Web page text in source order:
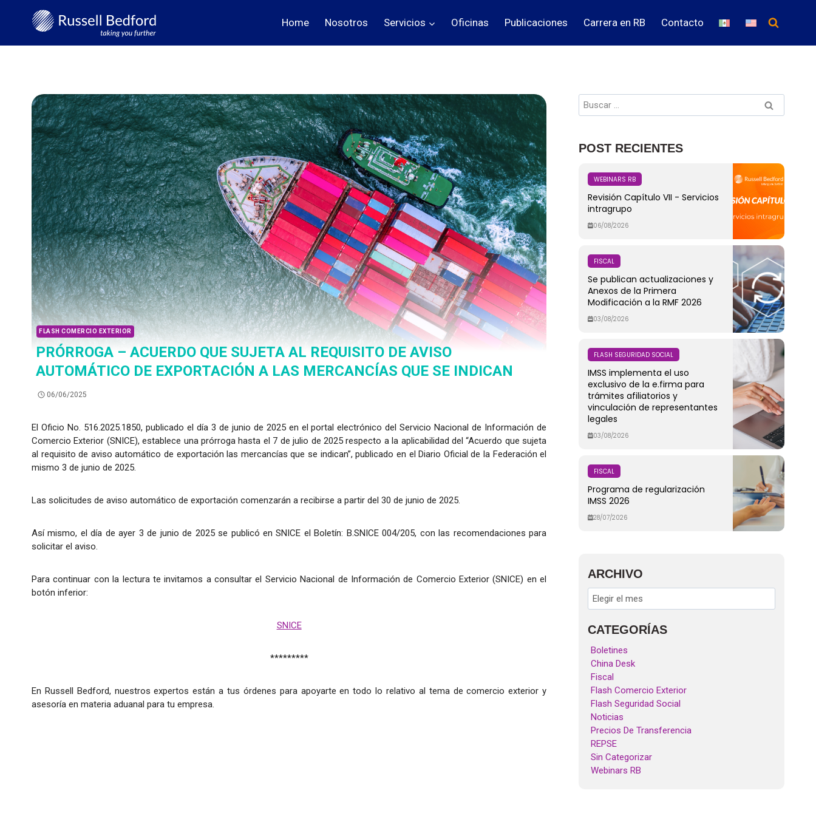
Home Nosotros Servicios Oficinas Publicaciones Carrera en RB Contacto
FLASH COMERCIO EXTERIOR
PRÓRROGA – ACUERDO QUE SUJETA AL REQUISITO DE AVISO
AUTOMÁTICO DE EXPORTACIÓN A LAS MERCANCÍAS QUE SE INDICAN
06/06/2025
El Oficio No. 516.2025.1850, publicado el día 3 de junio de 2025 en el portal electrónico del Servicio Nacional de Información de
Comercio Exterior (SNICE), establece una prórroga hasta el 7 de julio de 2025 respecto a la aplicabilidad del “Acuerdo que sujeta
al requisito de aviso automático de exportación las mercancías que se indican”, publicado en el Diario Oficial de la Federación el
mismo 3 de junio de 2025.
Las solicitudes de aviso automático de exportación comenzarán a recibirse a partir del 30 de junio de 2025.
Así mismo, el día de ayer 3 de junio de 2025 se publicó en SNICE el Boletín: B.SNICE 004/205, con las recomendaciones para
solicitar el aviso.
Para continuar con la lectura te invitamos a consultar el Servicio Nacional de Información de Comercio Exterior (SNICE) en el
botón inferior:
SNICE
*********
En Russell Bedford, nuestros expertos están a tus órdenes para apoyarte en todo lo relativo al tema de comercio exterior y
asesoría en materia aduanal para tu empresa.
POST RECIENTES
WEBINARS RB
Revisión Capítulo VII - Servicios
intragrupo
06/08/2026
FISCAL
Se publican actualizaciones y
Anexos de la Primera
Modificación a la RMF 2026
03/08/2026
FLASH SEGURIDAD SOCIAL
IMSS implementa el uso
exclusivo de la e.firma para
trámites afiliatorios y
vinculación de representantes
legales
03/08/2026
FISCAL
Programa de regularización
IMSS 2026
28/07/2026
ARCHIVO
CATEGORÍAS
Boletines
China Desk
Fiscal
Flash Comercio Exterior
Flash Seguridad Social
Noticias
Precios De Transferencia
REPSE
Sin Categorizar
Webinars RB